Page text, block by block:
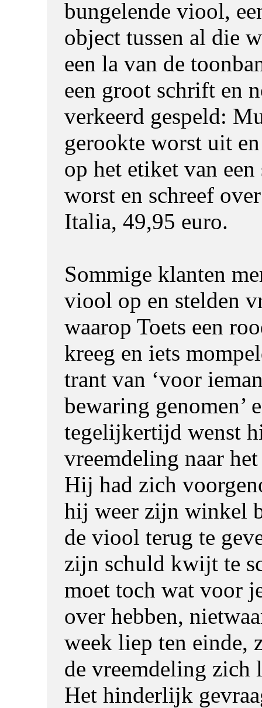
bungelende viool,
object tussen al die
een la van de
een groot schrift en
verkeerd gespeld:
gerookte worst uit
op het etiket van
worst en schreef
Italia, 49,95 euro.
Sommige klanten
viool op en stelden
waarop Toets een
kreeg en iets
trant van ‘voor
bewaring genomen’
tegelijkertijd wenst
vreemdeling naar
Hij had zich
hij weer zijn winkel
de viool terug te
zijn schuld kwijt te
moet toch wat voor
over hebben,
week liep ten einde,
de vreemdeling zich
Het hinderlijk